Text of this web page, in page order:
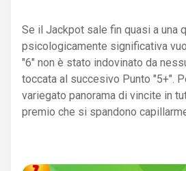
Se il Jackpot sale fin quasi a una
psicologicamente significativa
"6" non è stato indovinato da
toccata al succesivo Punto "5+".
variegato panorama di vincite in
premio che si spandono